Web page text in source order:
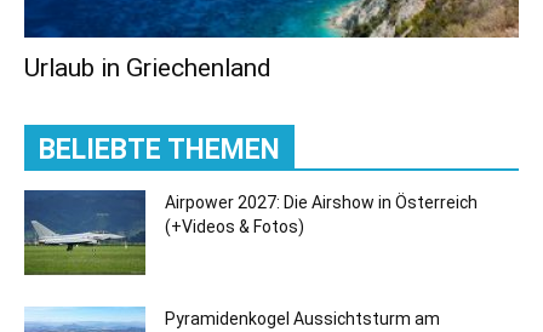
Urlaub in Griechenland
BELIEBTE THEMEN
Airpower 2027: Die Airshow in Österreich
(+Videos & Fotos)
Pyramidenkogel Aussichtsturm am